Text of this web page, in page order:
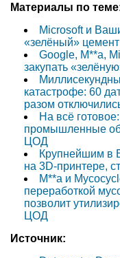
Материалы по
Microsoft и
«зелёный»
Google, M**a,
закупать
катастрофе: 60
разом
На всё
промышленные
ЦОД
Крупнейшим в
на 3D-принтере,
M**a и
переработкой
позволит
ЦОД
Источник: